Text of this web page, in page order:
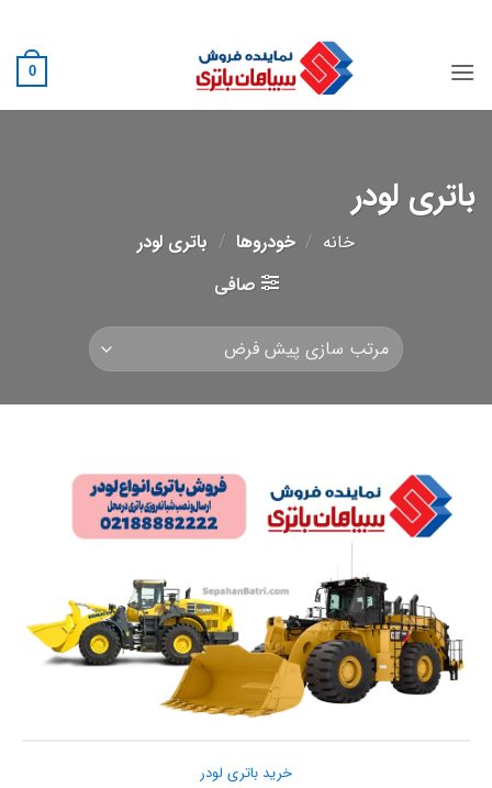
content
0
باتری لودر
خانه / خودروها / باتری لودر
صافی
خرید باتری لودر